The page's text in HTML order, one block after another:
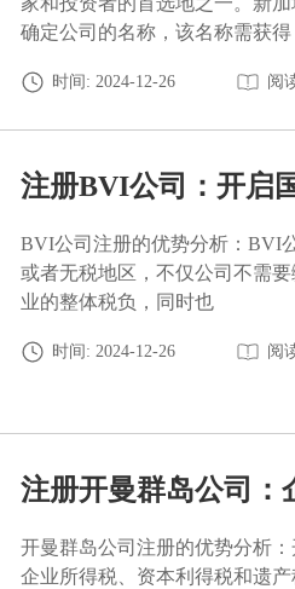
确定公司的名称，该名称需获得
时间: 2024-12-26 阅
注册BVI公司：开启
BVI公司注册的优势分析：BVI
或者无税地区，不仅公司不需
业的整体税负，同时也
时间: 2024-12-26 阅
注册开曼群岛公司：
开曼群岛公司注册的优势分析
企业所得税、资本利得税和遗